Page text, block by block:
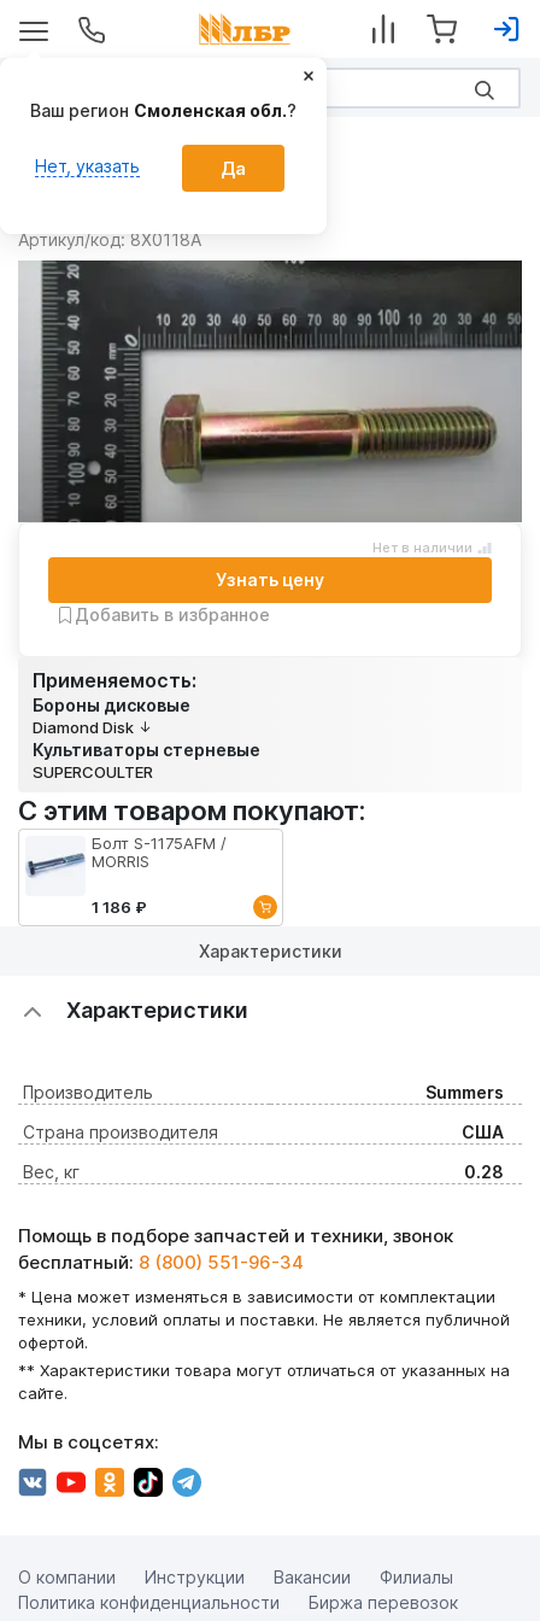
Болт 8X0118A
Артикул/код: 8X0118A
Применяемость:
Бороны дисковые
Diamond Disk
Культиваторы стерневые
SUPERCOULTER
Нет в наличии
Узнать цену
Добавить в избранное
С этим товаром покупают:
Болт S-1175AFM /
MORRIS
1 186 ₽
Характеристики
Характеристики
Производитель
Summers
Страна производителя
США
Вес, кг
0.28
Помощь в подборе запчастей и техники, звонок
бесплатный: 8 (800) 551-96-34
* Цена может изменяться в зависимости от комплектации
техники, условий оплаты и поставки. Не является публичной
офертой.
** Характеристики товара могут отличаться от указанных на
сайте.
Мы в соцсетях:
О компании Инструкции Вакансии
Филиалы
Политика конфиденциальности
Биржа перевозок
Ваш регион Смоленская обл.?
Нет, указать Да